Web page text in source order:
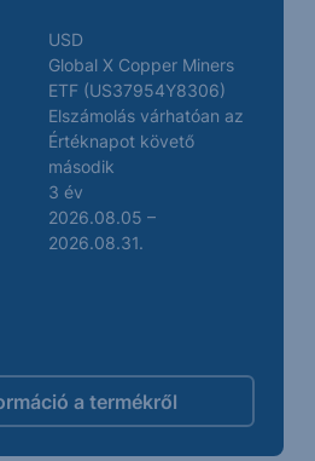
USD
Global X Copper Miners
ETF (US37954Y8306)
Elszámolás várhatóan az
Értéknapot követő
második
3 év
2026.08.05 –
2026.08.31.
a termékről